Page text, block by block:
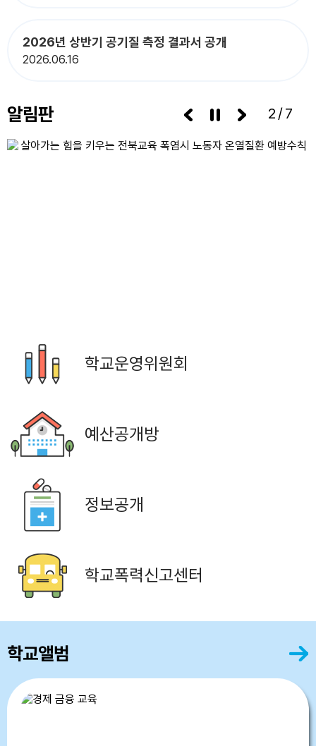
15
여름방학
17
대체공휴일
17
여름방학
2026년 상반기 공기질 측정 결과서 공개
2026 06.16
알림판 3/7
학교운영위원회
예산공개방
정보공개
학교폭력신고센터
학교앨범